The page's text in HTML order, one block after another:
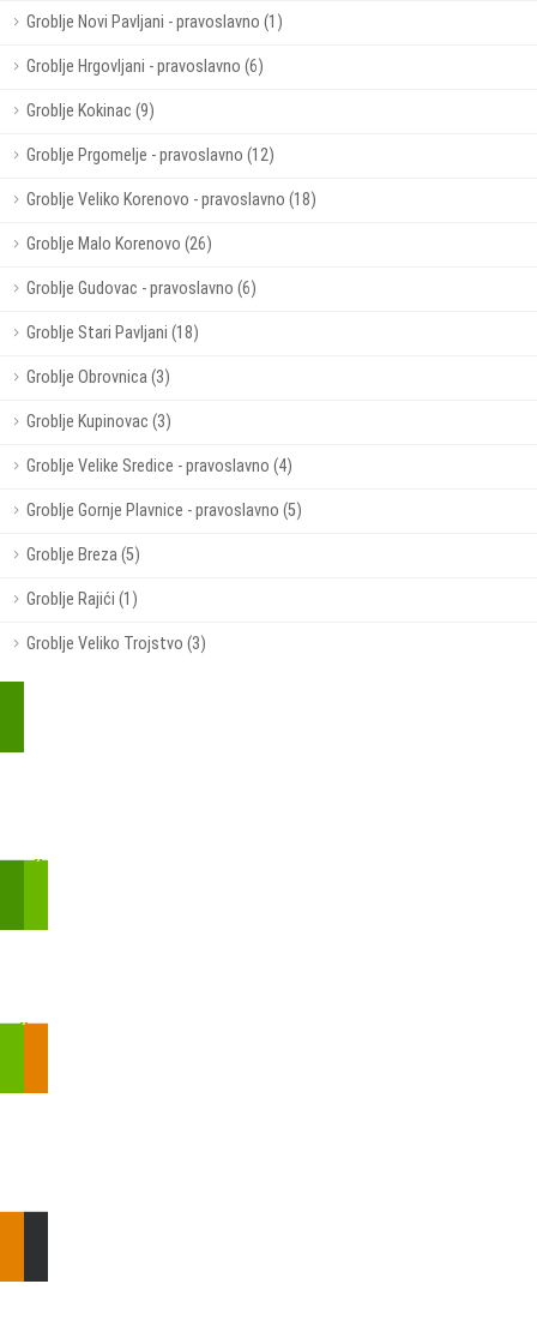
Groblje Novi Pavljani - pravoslavno (1)
Groblje Hrgovljani - pravoslavno (6)
Groblje Kokinac (9)
Groblje Prgomelje - pravoslavno (12)
Groblje Veliko Korenovo - pravoslavno (18)
Groblje Malo Korenovo (26)
Groblje Gudovac - pravoslavno (6)
Groblje Stari Pavljani (18)
Groblje Obrovnica (3)
Groblje Kupinovac (3)
Groblje Velike Sredice - pravoslavno (4)
Groblje Gornje Plavnice - pravoslavno (5)
Groblje Breza (5)
Groblje Rajići (1)
Groblje Veliko Trojstvo (3)